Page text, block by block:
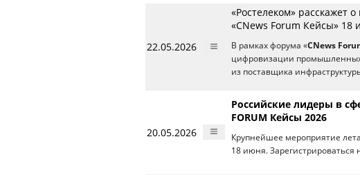
22.05.2026
«Ростелеком»
«CNews Forum Кейсы» 18
В рамках форума «CNews
цифровизации промышленных
из поставщика
20.05.2026
Российские лидеры в
FORUM Кейсы 2026
Крупнейшее мероприятие
18 июня. Зарегистрироваться